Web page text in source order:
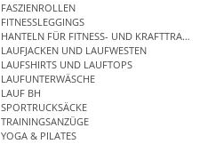
FASZIENROLLEN
FITNESSLEGGINGS
HANTELN FÜR FITNESS- UND
LAUFJACKEN UND LAUFWESTEN
LAUFSHIRTS UND LAUFTOPS
LAUFUNTERWÄSCHE
LAUF BH
SPORTRUCKSÄCKE
TRAININGSANZÜGE
YOGA & PILATES